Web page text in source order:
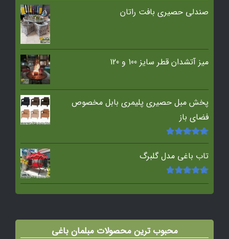
صندلی حصیری بافت راتان
میز آتشدان قطر سایز 100 و 120
پخش مبل حصیری پلیمری بابل مخصوص
فضای باز
امتیاز5.00از
5
تاب باغی مدل گلبرگ
امتیاز5.00از
محبوب ترین محصولات مبلمان باغی